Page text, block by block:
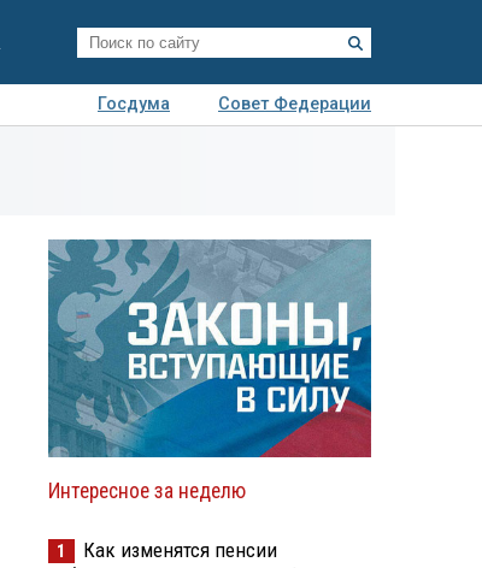
Госдума
Совет Федерации
Интересное за неделю
1
Как изменятся пенсии